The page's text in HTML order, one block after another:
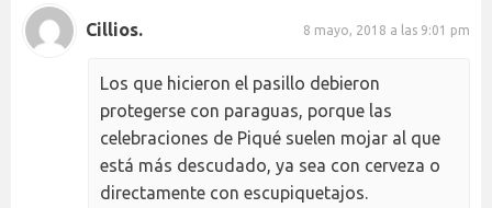
Cillios. 8 mayo, 2018 a las 9:01 pm
Los que hicieron el pasillo debieron
protegerse con paraguas, porque las
celebraciones de Piqué suelen mojar al que
está más descudado, ya sea con cerveza o
directamente con escupiquetajos.